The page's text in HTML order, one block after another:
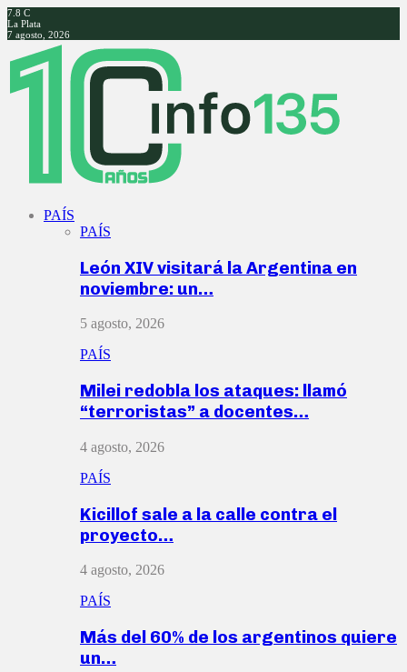
7.8 C
La Plata
7 agosto, 2026
Facebook
Twitter
Instagram
Youtube
PAÍS
PAÍS
León XIV visitará la Argentina en
noviembre: un…
5 agosto, 2026
PAÍS
Milei redobla los ataques: llamó
“terroristas” a docentes…
4 agosto, 2026
PAÍS
Kicillof sale a la calle contra el
proyecto…
4 agosto, 2026
PAÍS
Más del 60% de los argentinos quiere
un…